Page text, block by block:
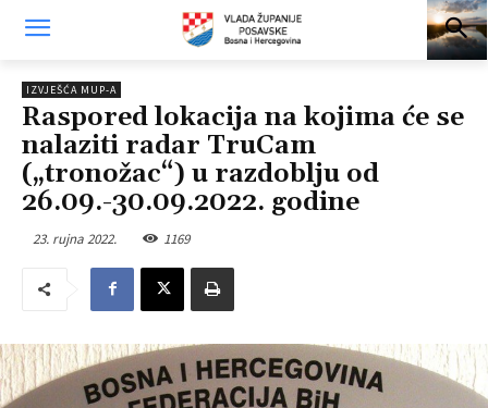
IZVJEŠĆA MUP-A
Raspored lokacija na kojima će se
nalaziti radar TruCam
(„tronožac“) u razdoblju od
26.09.-30.09.2022. godine
23. rujna 2022. 1169